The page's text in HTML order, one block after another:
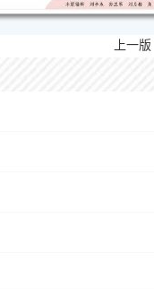
上一版